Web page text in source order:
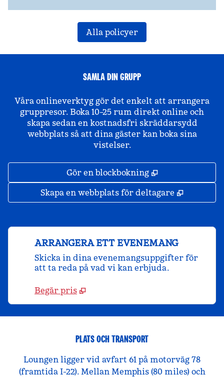
Alla policyer
SAMLA DIN GRUPP
Våra onlineverktyg gör det enkelt att arrangera
gruppresor. Boka 10–25 rum direkt online och
skapa sedan en kostnadsfri skräddarsydd
webbplats så att dina gäster kan boka sina
vistelser.
Gör en blockbokning ,
Skapa en webbplats för deltagare ,
ARRANGERA ETT EVENEMANG
Skicka in dina evenemangsuppgifter för
att ta reda på vad vi kan erbjuda.
Begär pris
PLATS OCH TRANSPORT
Loungen ligger vid avfart 61 på motorväg 78
(framtida I-22). Mellan Memphis (80 miles) och